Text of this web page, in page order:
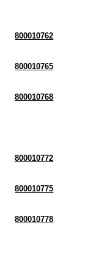
800010762
800010765
800010768
800010772
800010775
800010778